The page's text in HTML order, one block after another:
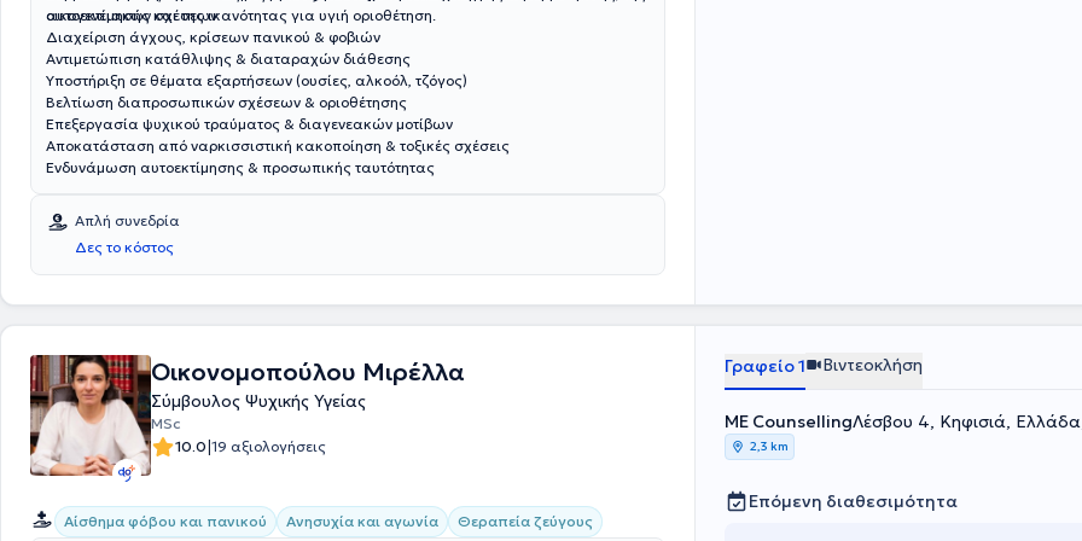
αυτοεκτίμησης και της ικανότητας για υγιή οριοθέτηση.
οικογενειακών σχέσεων
Διαχείριση άγχους, κρίσεων πανικού & φοβιών
Αντιμετώπιση κατάθλιψης & διαταραχών διάθεσης
Υποστήριξη σε θέματα εξαρτήσεων (ουσίες, αλκοόλ, τζόγος)
Βελτίωση διαπροσωπικών σχέσεων & οριοθέτησης
Επεξεργασία ψυχικού τραύματος & διαγενεακών μοτίβων
Αποκατάσταση από ναρκισσιστική κακοποίηση & τοξικές σχέσεις
Ενδυνάμωση αυτοεκτίμησης & προσωπικής ταυτότητας
Απλή συνεδρία
Δες το κόστος
Οικονομοπούλου Μιρέλλα
Σύμβουλος Ψυχικής Υγείας
MSc
10.0|19 αξιολογήσεις
Αίσθημα φόβου και πανικού Ανησυχία και αγωνία Θεραπεία ζεύγους
Γραφείο 1 Βιντεοκλήση
ME CounsellingΛέσβου 4, Κηφισιά,
2,3 km
Επόμενη διαθεσιμότητα